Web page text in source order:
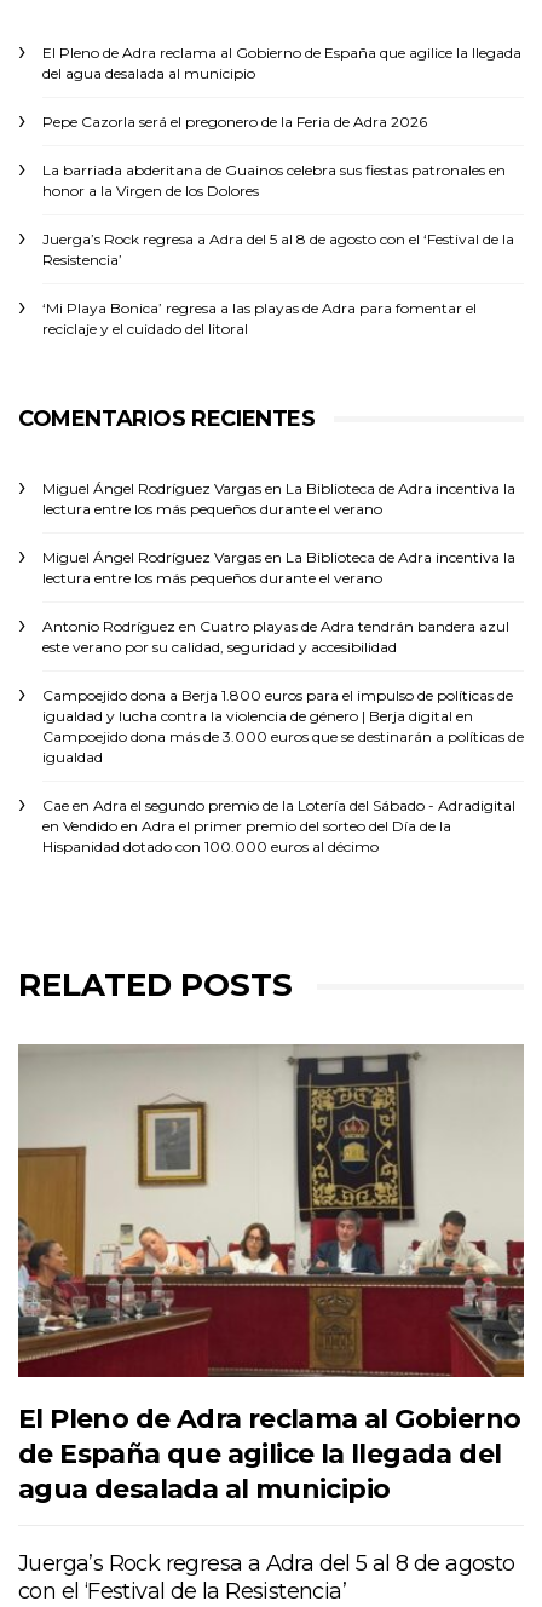
El Pleno de Adra reclama al Gobierno de España que agilice la llegada
del agua desalada al municipio
Pepe Cazorla será el pregonero de la Feria de Adra 2026
La barriada abderitana de Guainos celebra sus fiestas patronales en
honor a la Virgen de los Dolores
Juerga’s Rock regresa a Adra del 5 al 8 de agosto con el ‘Festival de la
Resistencia’
‘Mi Playa Bonica’ regresa a las playas de Adra para fomentar el
reciclaje y el cuidado del litoral
COMENTARIOS RECIENTES
Miguel Ángel Rodríguez Vargas en La Biblioteca de Adra incentiva la
lectura entre los más pequeños durante el verano
Miguel Ángel Rodríguez Vargas en La Biblioteca de Adra incentiva la
lectura entre los más pequeños durante el verano
Antonio Rodríguez en Cuatro playas de Adra tendrán bandera azul
este verano por su calidad, seguridad y accesibilidad
Campoejido dona a Berja 1.800 euros para el impulso de políticas de
igualdad y lucha contra la violencia de género | Berja digital en
Campoejido dona más de 3.000 euros que se destinarán a políticas de
igualdad
Cae en Adra el segundo premio de la Lotería del Sábado - Adradigital
en Vendido en Adra el primer premio del sorteo del Día de la
Hispanidad dotado con 100.000 euros al décimo
RELATED POSTS
El Pleno de Adra reclama al Gobierno
de España que agilice la llegada del
agua desalada al municipio
Juerga’s Rock regresa a Adra del 5 al 8 de agosto
con el ‘Festival de la Resistencia’